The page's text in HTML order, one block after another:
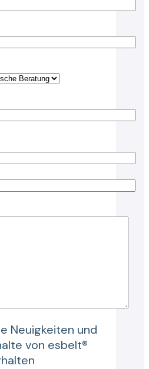
Neuigkeiten und
von esbelt®